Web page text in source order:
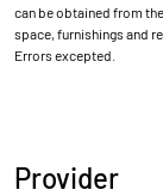
can be obtained from
space, furnishings and
Errors excepted.
Provider